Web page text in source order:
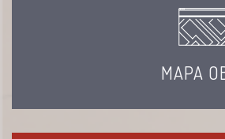
MAPA